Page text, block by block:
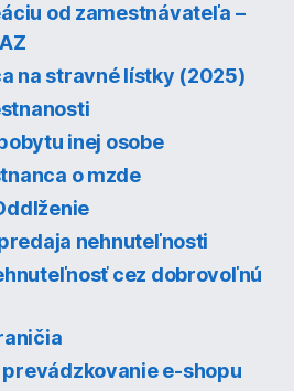
od zamestnávateľa –
na stravné lístky (2025)
inej osobe
o mzde
nehnuteľnosti
cez dobrovoľnú
e-shopu